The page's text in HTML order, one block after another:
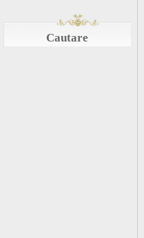
Cautare